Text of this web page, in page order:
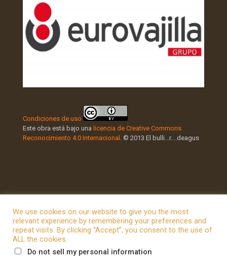
Condiciones de uso
Este obra está bajo una licencia de Creative Commons
Reconocimiento 4.0 Internacional
. © 2013 El bulli...r....deagus
© 2026 Betheme by Muffin group
We use cookies on our website to give you the most
relevant experience by remembering your preferences and
repeat visits. By clicking “Accept”, you consent to the use of
ALL the cookies.
Do not sell my personal information.